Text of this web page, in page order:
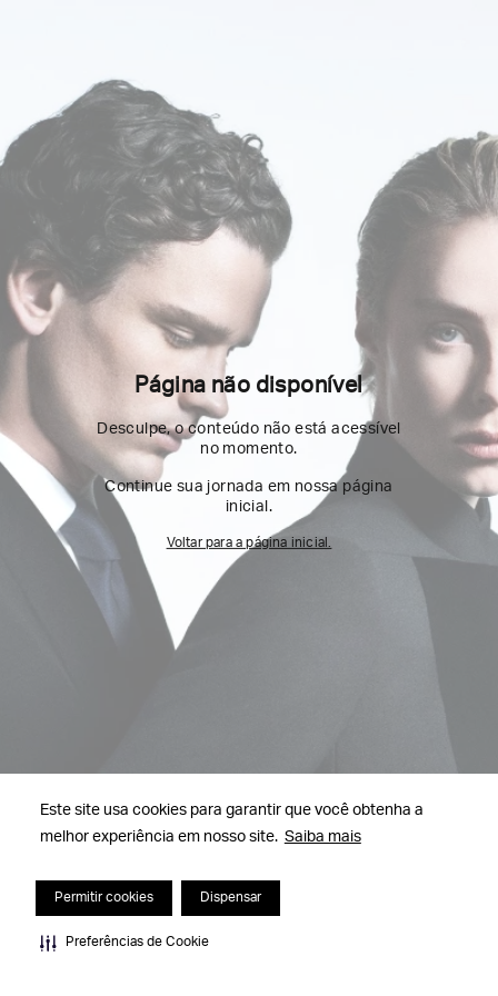
Este site usa cookies para garantir que você obtenha a
melhor experiência em nosso site. Saiba mais
Permitir cookies Dispensar
Preferências de Cookie
Página não disponível
Desculpe, o conteúdo não está acessível
no momento.
Continue sua jornada em nossa página
inicial.
Voltar para a página inicial.